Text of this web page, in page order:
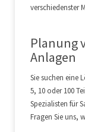
verschiedenster
Planung
Anlagen
Sie suchen eine
5, 10 oder 100
Spezialisten für
Fragen Sie uns,